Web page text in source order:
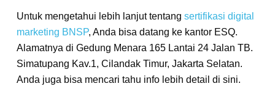
Untuk mengetahui lebih lanjut tentang sertifikasi digital
marketing BNSP, Anda bisa datang ke kantor ESQ.
Alamatnya di Gedung Menara 165 Lantai 24 Jalan TB.
Simatupang Kav.1, Cilandak Timur, Jakarta Selatan.
Anda juga bisa mencari tahu info lebih detail di sini.